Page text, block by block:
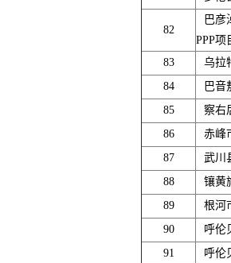
82
巴彦
PPP项
83
乌拉
84
巴音
85
察右
86
赤峰
87
武川
88
镶黄
89
根河
90
呼伦
91
呼伦